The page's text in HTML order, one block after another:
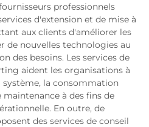
professionnels
d'extension et de mise à
aux clients d'améliorer les
nouvelles technologies au
des besoins. Les services de
aident les organisations à
la consommation
à des fins de
En outre, de
des services de conseil